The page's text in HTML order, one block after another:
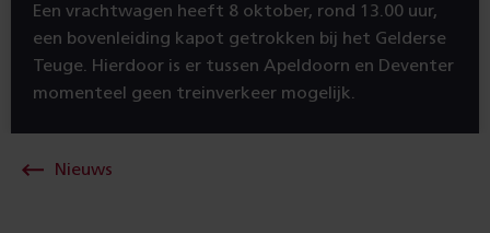
Een vrachtwagen heeft 8 oktober, rond 13.00 uur,
een bovenleiding kapot getrokken bij het Gelderse
Teuge. Hierdoor is er tussen Apeldoorn en Deventer
momenteel geen treinverkeer mogelijk.
Nieuws